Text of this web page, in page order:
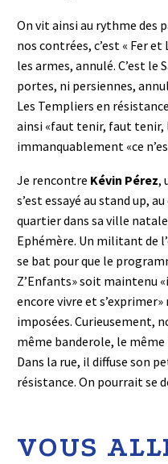
On vit ainsi au rythme des
nos contrées, c’est « Fer
les armes, annulé. C’est le
portes, ni persiennes,
Les Templiers en
ainsi «faut tenir, faut tenir,
immanquablement «ce
Je rencontre Kévin Pérez,
s’est essayé au stand up,
quartier dans sa ville
Ephémère. Un militant de
se bat pour que le
Z’Enfants» soit maintenu
encore vivre et
imposées. Curieusement,
même banderole, le
Dans la rue, il diffuse son
résistance. On pourrait se
VOUS